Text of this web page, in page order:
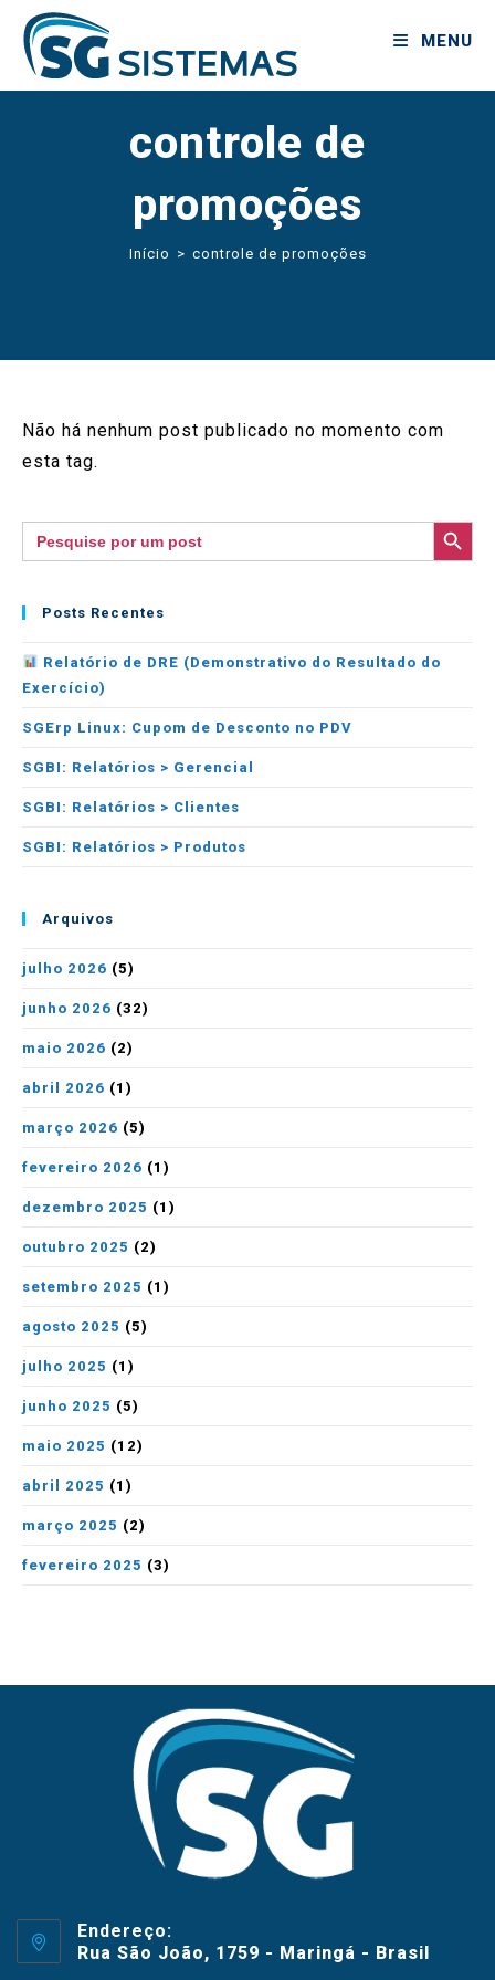
MENU
controle de
promoções
Início > controle de promoções
Não há nenhum post publicado no momento com
esta tag.
Search
for:
SEARCH BUTTON
Posts Recentes
Relatório de DRE (Demonstrativo do Resultado do
Exercício)
SGErp Linux: Cupom de Desconto no PDV
SGBI: Relatórios > Gerencial
SGBI: Relatórios > Clientes
SGBI: Relatórios > Produtos
Arquivos
julho 2026 (5)
junho 2026 (32)
maio 2026 (2)
abril 2026 (1)
março 2026 (5)
fevereiro 2026 (1)
dezembro 2025 (1)
outubro 2025 (2)
setembro 2025 (1)
agosto 2025 (5)
julho 2025 (1)
junho 2025 (5)
maio 2025 (12)
abril 2025 (1)
março 2025 (2)
fevereiro 2025 (3)
Endereço:
Rua São João, 1759 - Maringá - Brasil